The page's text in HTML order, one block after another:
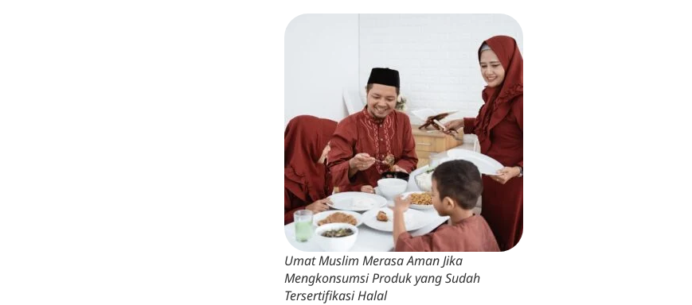
Umat Muslim Merasa Aman Jika
Mengkonsumsi Produk yang Sudah
Tersertifikasi Halal